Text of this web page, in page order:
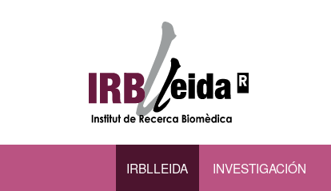
IRBLLEIDA INVESTIGACIÓN